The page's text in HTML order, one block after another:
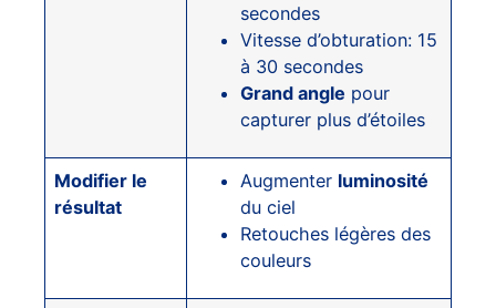
secondes
Vitesse d’obturation: 15
à 30 secondes
Grand angle pour
capturer plus d’étoiles
Modifier le
résultat
Augmenter luminosité
du ciel
Retouches légères des
couleurs